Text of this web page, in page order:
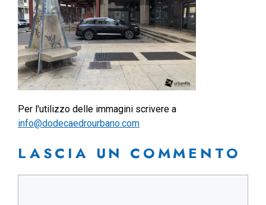
Per l'utilizzo delle immagini scrivere a
info@dodecaedrourbano.com
LASCIA UN COMMENTO